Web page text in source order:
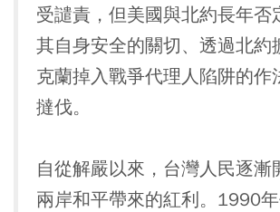
受譴責，但美國與北約長年否
其自身安全的關切、透過北約
克蘭掉入戰爭代理人陷阱的作
撻伐。
自從解嚴以來，台灣人民逐漸
兩岸和平帶來的紅利。1990